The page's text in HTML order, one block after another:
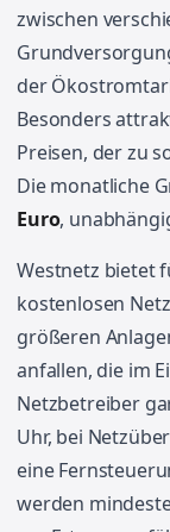
zwischen
der
Besonders
Preisen, der zu
Die monatliche
Euro,
Westnetz bietet
kostenlosen
größeren
anfallen, die im
Netzbetreiber
Uhr, bei
eine
werden